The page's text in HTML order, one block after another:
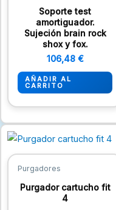
Soporte test
amortiguador.
Sujeción brain rock
shox y fox.
106,48 €
AÑADIR AL
CARRITO
Purgadores
Purgador cartucho fit
4